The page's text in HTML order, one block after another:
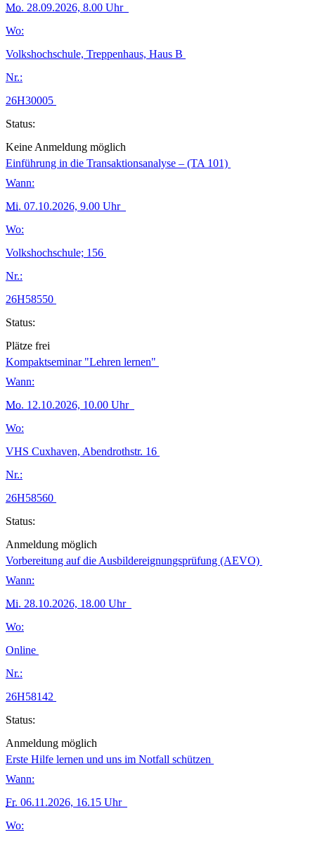
Mo. 28.09.2026, 8.00 Uhr
Wo:
Volkshochschule, Treppenhaus, Haus B
Nr.:
26H30005
Status:
Keine Anmeldung möglich
Einführung in die Transaktionsanalyse – (TA 101)
Wann:
Mi. 07.10.2026, 9.00 Uhr
Wo:
Volkshochschule; 156
Nr.:
26H58550
Status:
Plätze frei
Kompaktseminar "Lehren lernen"
Wann:
Mo. 12.10.2026, 10.00 Uhr
Wo:
VHS Cuxhaven, Abendrothstr. 16
Nr.:
26H58560
Status:
Anmeldung möglich
Vorbereitung auf die Ausbildereignungsprüfung (AEVO)
Wann:
Mi. 28.10.2026, 18.00 Uhr
Wo:
Online
Nr.:
26H58142
Status:
Anmeldung möglich
Erste Hilfe lernen und uns im Notfall schützen
Wann:
Fr. 06.11.2026, 16.15 Uhr
Wo: